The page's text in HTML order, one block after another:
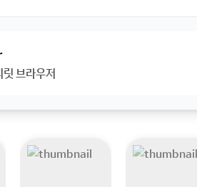
브라우저